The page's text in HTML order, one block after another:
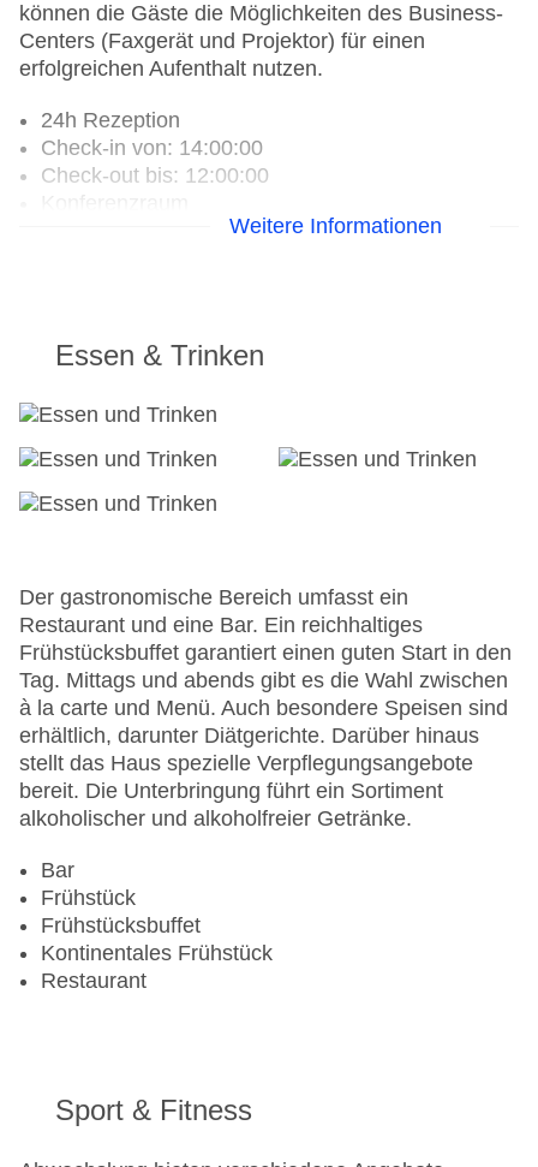
können die Gäste die Möglichkeiten des Business-
Centers (Faxgerät und Projektor) für einen
erfolgreichen Aufenthalt nutzen.
24h Rezeption
Check-in von: 14:00:00
Check-out bis: 12:00:00
Konferenzraum
Hoteleröffnung: 1905
Anzahl der Konferenzräume: 1
Anzahl der Aufzüge: 1
Zimmerservice
Gesamtanzahl der Stockwerke: 4
Zahlungsarten: American Express, Diners Club,
Weitere Informationen
Essen & Trinken
Der gastronomische Bereich umfasst ein
Restaurant und eine Bar. Ein reichhaltiges
Frühstücksbuffet garantiert einen guten Start in den
Tag. Mittags und abends gibt es die Wahl zwischen
à la carte und Menü. Auch besondere Speisen sind
erhältlich, darunter Diätgerichte. Darüber hinaus
stellt das Haus spezielle Verpflegungsangebote
bereit. Die Unterbringung führt ein Sortiment
alkoholischer und alkoholfreier Getränke.
Bar
Frühstück
Frühstücksbuffet
Kontinentales Frühstück
Restaurant
Sport & Fitness